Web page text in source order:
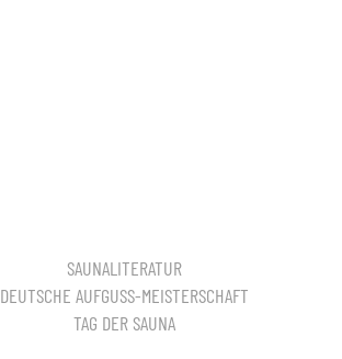
SAUNALITERATUR
DEUTSCHE AUFGUSS-MEISTERSCHAFT
TAG DER SAUNA